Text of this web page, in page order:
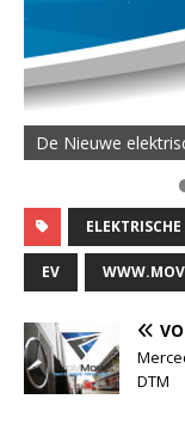
De Nieuwe
EV
DTM